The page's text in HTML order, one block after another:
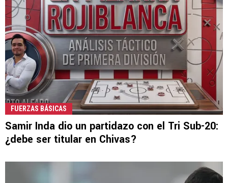
FUERZAS BÁSICAS
Samir Inda dio un partidazo con el Tri Sub-20:
¿debe ser titular en Chivas?